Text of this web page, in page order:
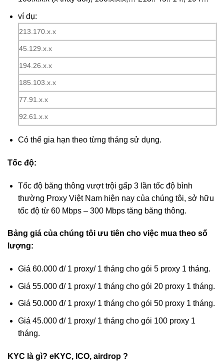
ví dụ:
213.170.x.x
45.129.x.x
194.26.x.x
185.103.x.x
77.91.x.x
92.61.x.x
Có thể gia hạn theo từng tháng sử dụng.
Tốc độ:
Tốc độ băng thông vượt trội gấp 3 lần tốc độ bình
thường Proxy Việt Nam hiện nay của chúng tôi, sở hữu
tốc độ từ 60 Mbps – 300 Mbps tăng băng thông.
Bảng giá của chúng tôi ưu tiên cho việc mua theo số
lượng:
Giá 60.000 đ/ 1 proxy/ 1 tháng cho gói 5 proxy 1 tháng.
Giá 55.000 đ/ 1 proxy/ 1 tháng cho gói 20 proxy 1 tháng.
Giá 50.000 đ/ 1 proxy/ 1 tháng cho gói 50 proxy 1 tháng.
Giá 45.000 đ/ 1 proxy/ 1 tháng cho gói 100 proxy 1
tháng.
KYC là gì? eKYC, ICO, airdrop ?